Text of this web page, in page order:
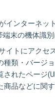
インターネッ
末の機体識
イトにアクセ
類・バージ
れたページ
商品などに関